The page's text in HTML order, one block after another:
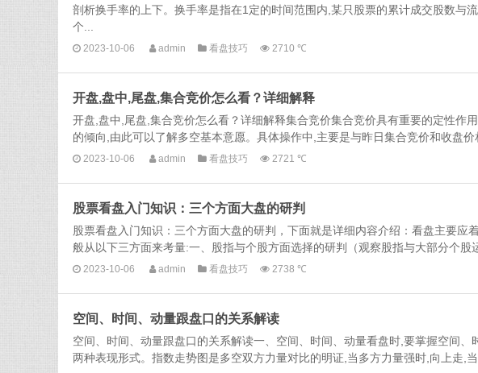
剖析换手率的上下。换手率是指在1定的时间范围内,某只股票的累计成交股数与
个...
2023-10-06 admin 看盘技巧 2710 ℃
开盘,盘中,尾盘,集合竞价怎么看？详细解释
开盘,盘中,尾盘,集合竞价怎么看？详细解释集合竞价集合竞价具有重要的定性作
的倾向,由此可以了解多空基本意愿。具体操作中,主要是与昨日集合竞价和收盘
2023-10-06 admin 看盘技巧 2721 ℃
股票看盘入门知识：三个方面大盘的研判
股票看盘入门知识：三个方面大盘的研判，下面就是详细内容介绍：看盘主要应
般从以下三方面来考量:一、股指与个股方面选择的研判（观察股指与大部分个股
2023-10-06 admin 看盘技巧 2738 ℃
空间、时间、动量跟盘口的关系解读
空间、时间、动量跟盘口的关系解读一、空间、时间、动量看盘时,要掌握空间
两种表现形式。指数走势图是多空双方力量对比的明证,当多方力量强时,向上走,当